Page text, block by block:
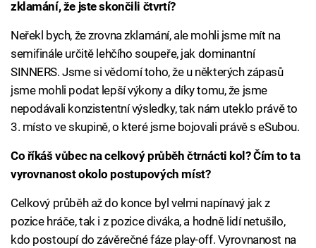
zklamání, že jste skončili čtvrtí?
Neřekl bych, že zrovna zklamání, ale mohli jsme mít na
semifinále určitě lehčího soupeře, jak dominantní
SINNERS. Jsme si vědomí toho, že u některých zápasů
jsme mohli podat lepší výkony a díky tomu, že jsme
nepodávali konzistentní výsledky, tak nám uteklo právě to
3. místo ve skupině, o které jsme bojovali právě s eSubou.
Co říkáš vůbec na celkový průběh čtrnácti kol? Čím to ta
vyrovnanost okolo postupových míst?
Celkový průběh až do konce byl velmi napínavý jak z
pozice hráče, tak i z pozice diváka, a hodně lidí netušilo,
kdo postoupí do závěrečné fáze play-off. Vyrovnanost na